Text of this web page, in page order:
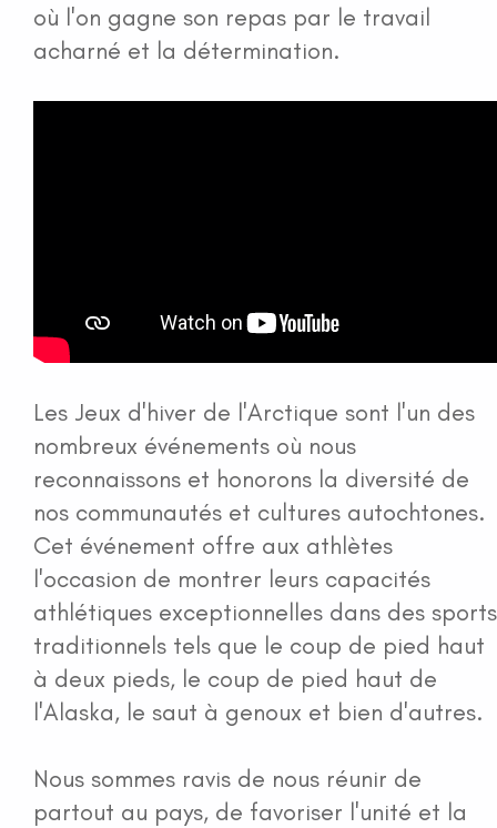
où l'on gagne son repas par le travail
acharné et la détermination.
Les Jeux d'hiver de l'Arctique sont l'un des
nombreux événements où nous
reconnaissons et honorons la diversité de
nos communautés et cultures autochtones.
Cet événement offre aux athlètes
l'occasion de montrer leurs capacités
athlétiques exceptionnelles dans des sports
traditionnels tels que le coup de pied haut
à deux pieds, le coup de pied haut de
l'Alaska, le saut à genoux et bien d'autres.
Nous sommes ravis de nous réunir de
partout au pays, de favoriser l'unité et la